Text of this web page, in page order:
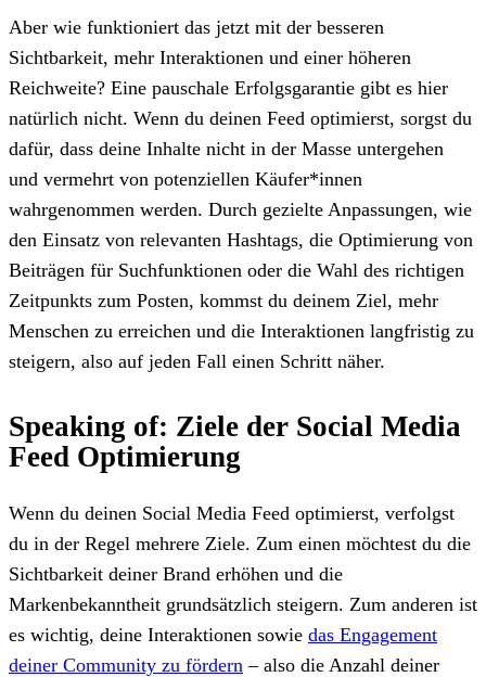
Aber wie funktioniert das jetzt mit der besseren
Sichtbarkeit, mehr Interaktionen und einer höheren
Reichweite? Eine pauschale Erfolgsgarantie gibt es hier
natürlich nicht. Wenn du deinen Feed optimierst, sorgst du
dafür, dass deine Inhalte nicht in der Masse untergehen
und vermehrt von potenziellen Käufer*innen
wahrgenommen werden. Durch gezielte Anpassungen, wie
den Einsatz von relevanten Hashtags, die Optimierung von
Beiträgen für Suchfunktionen oder die Wahl des richtigen
Zeitpunkts zum Posten, kommst du deinem Ziel, mehr
Menschen zu erreichen und die Interaktionen langfristig zu
steigern, also auf jeden Fall einen Schritt näher.
Speaking of: Ziele der Social Media
Feed Optimierung
Wenn du deinen Social Media Feed optimierst, verfolgst
du in der Regel mehrere Ziele. Zum einen möchtest du die
Sichtbarkeit deiner Brand erhöhen und die
Markenbekanntheit grundsätzlich steigern. Zum anderen ist
es wichtig, deine Interaktionen sowie das Engagement
deiner Community zu fördern – also die Anzahl deiner